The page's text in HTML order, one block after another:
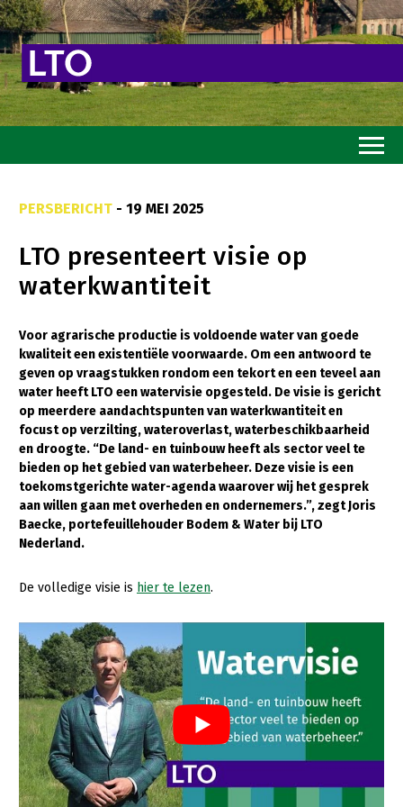
Goed eten
Mooi groen
Sterk ondernemerschap
Transitiepaden
Thema’s
Gezonde planten
Gezonde dieren
Natuur, klimaat en energie
Bodem en water
Mens, ondernemerschap en onderwijs
Internationaal
Sectoren
Dier
Biologische Landbouw
Geitenhouderij
Kalverhouderij
Plant
Akkerbouw
Biologische Landbouw
Multifunctionele landbouw
Multifunctioneel
PERSBERICHT - 19 MEI 2025
LTO presenteert visie op
waterkwantiteit
Voor agrarische productie is voldoende water van goede
kwaliteit een existentiële voorwaarde. Om een antwoord te
geven op vraagstukken rondom een tekort en een teveel aan
water heeft LTO een watervisie opgesteld. De visie is gericht
op meerdere aandachtspunten van waterkwantiteit en
focust op verzilting, wateroverlast, waterbeschikbaarheid
en droogte. “De land- en tuinbouw heeft als sector veel te
bieden op het gebied van waterbeheer. Deze visie is een
toekomstgerichte water-agenda waarover wij het gesprek
aan willen gaan met overheden en ondernemers.”, zegt Joris
Baecke, portefeuillehouder Bodem & Water bij LTO
Nederland.
De volledige visie is hier te lezen.